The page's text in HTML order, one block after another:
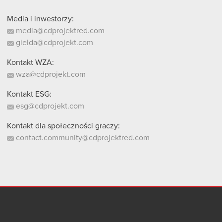
Media i inwestorzy:
media@cdprojektred.com
gielda@cdprojekt.com
Kontakt WZA:
wza@cdprojekt.com
Kontakt ESG:
esg@cdprojekt.com
Kontakt dla społeczności graczy:
contact.community@cdprojektred.com